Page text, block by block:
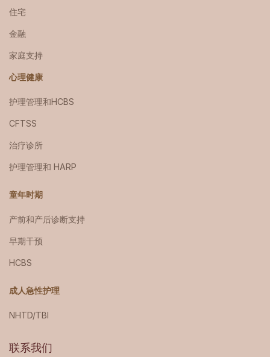
住宅
金融
家庭支持
心理健康
护理管理和HCBS
CFTSS
治疗诊所
护理管理和 HARP
童年时期
产前和产后诊断支持
早期干预
HCBS
成人急性护理
NHTD/TBI
联系我们